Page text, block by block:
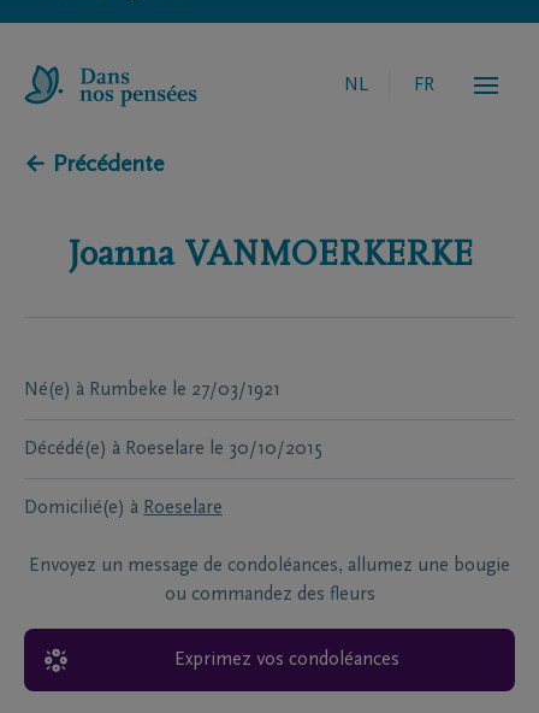
NL FR
← Précédente
Joanna VANMOERKERKE
Né(e) à Rumbeke le 27/03/1921
Décédé(e) à Roeselare le 30/10/2015
Domicilié(e) à Roeselare
Envoyez un message de condoléances, allumez une bougie
ou commandez des fleurs
Exprimez vos condoléances